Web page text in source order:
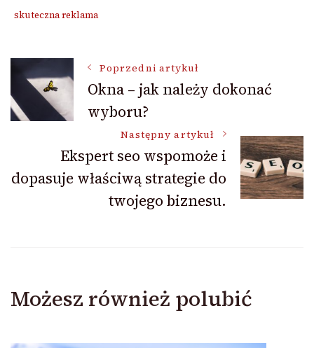
skuteczna reklama
Nawigacja
wpisu
Poprzedni artykuł
Okna – jak należy dokonać
wyboru?
Następny artykuł
Ekspert seo wspomoże i
dopasuje właściwą strategie do
twojego biznesu.
Możesz również polubić